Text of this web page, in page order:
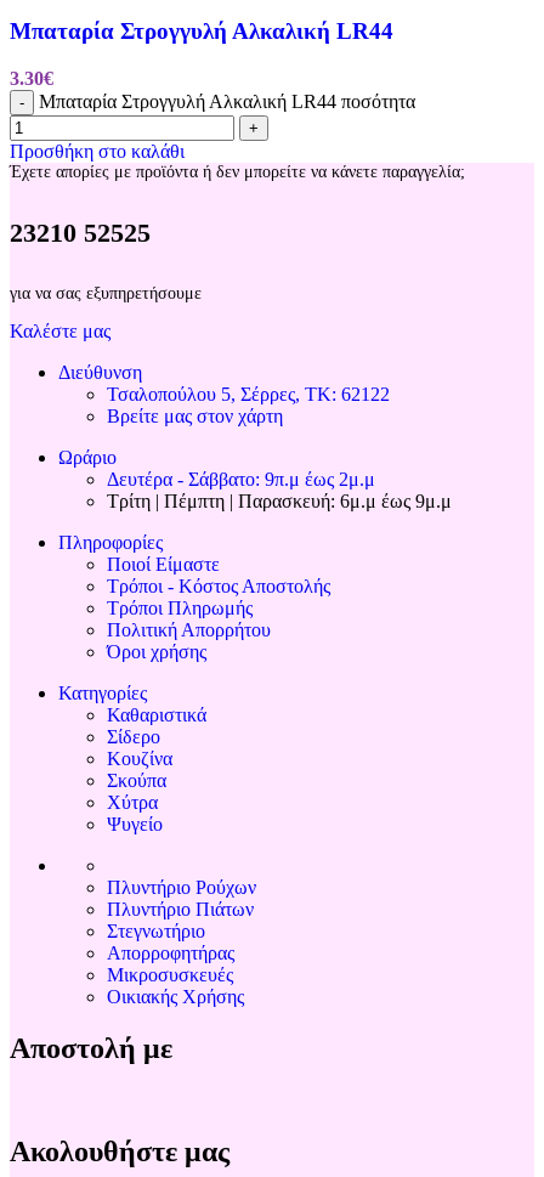
Μπαταρία Στρογγυλή Αλκαλική LR44
3.30€
- Μπαταρία Στρογγυλή Αλκαλική LR44 ποσότητα
+
Προσθήκη στο καλάθι
Έχετε απορίες με προϊόντα ή δεν μπορείτε να κάνετε παραγγελία;
23210 52525
για να σας εξυπηρετήσουμε
Καλέστε μας
Διεύθυνση
Τσαλοπούλου 5, Σέρρες, ΤΚ: 62122
Βρείτε μας στον χάρτη
Ωράριο
Δευτέρα - Σάββατο: 9π.μ έως 2μ.μ
Τρίτη | Πέμπτη | Παρασκευή: 6μ.μ έως 9μ.μ
Πληροφορίες
Ποιοί Είμαστε
Τρόποι - Κόστος Αποστολής
Τρόποι Πληρωμής
Πολιτική Απορρήτου
Όροι χρήσης
Κατηγορίες
Καθαριστικά
Σίδερο
Κουζίνα
Σκούπα
Χύτρα
Ψυγείο
Πλυντήριο Ρούχων
Πλυντήριο Πιάτων
Στεγνωτήριο
Απορροφητήρας
Μικροσυσκευές
Οικιακής Χρήσης
Αποστολή με
Ακολουθήστε μας